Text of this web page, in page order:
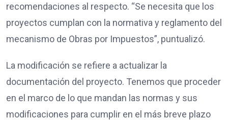
recomendaciones al respecto. “Se necesita que los
proyectos cumplan con la normativa y reglamento del
mecanismo de Obras por Impuestos”, puntualizó.
La modificación se refiere a actualizar la
documentación del proyecto. Tenemos que proceder
en el marco de lo que mandan las normas y sus
modificaciones para cumplir en el más breve plazo